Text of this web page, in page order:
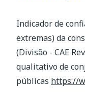
Indicador de
extremas) da
(Divisão - CAE
qualitativo de
públicas https://